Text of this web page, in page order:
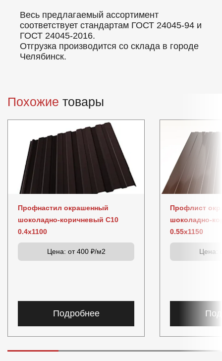
Весь предлагаемый ассортимент
соответствует стандартам ГОСТ 24045-94 и
ГОСТ 24045-2016.
Отгрузка производится со склада в городе
Челябинск.
Похожие товары
Профнастил окрашенный
шоколадно-коричневый С10
0.4x1100
Цена: от 400 ₽/м2
Подробнее
Профлист
шоколадно-
0.55x1150
Цена: